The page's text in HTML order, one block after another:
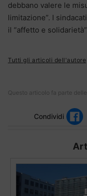
debbano valere le
limitazione”. I
il “affetto e
Tutti gli articoli dell'autore
Questo articolo fa parte
Condividi